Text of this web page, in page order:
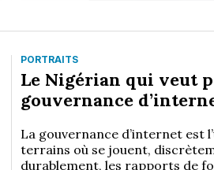
PORTRAITS
Le Nigérian qui veut
gouvernance
La gouvernance d’internet est
terrains où se jouent,
durablement, les rapports de